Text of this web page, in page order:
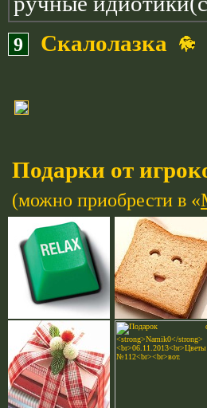
9 Скалолазка
Подарки от
(можно приобрести в «